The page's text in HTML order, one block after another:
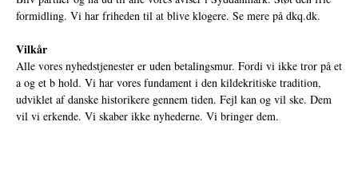
formidling. Vi har friheden til at blive klogere. Se mere på dkq.dk.
Vilkår
Alle vores nyhedstjenester er uden betalingsmur. Fordi vi ikke tror på et
a og et b hold. Vi har vores fundament i den kildekritiske tradition,
udviklet af danske historikere gennem tiden. Fejl kan og vil ske. Dem
vil vi erkende. Vi skaber ikke nyhederne. Vi bringer dem.